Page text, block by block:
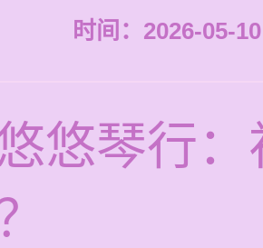
时间：2026-05-
悠琴行